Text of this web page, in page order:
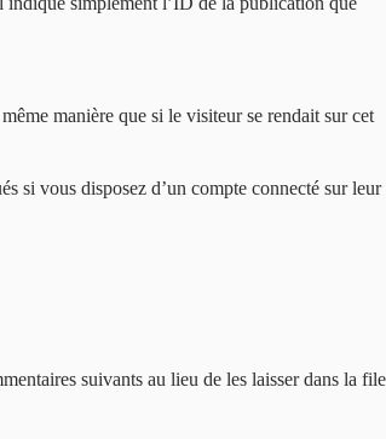
manière que si le visiteur se rendait sur cet
si vous disposez d’un compte connecté sur leur
suivants au lieu de les laisser dans la file